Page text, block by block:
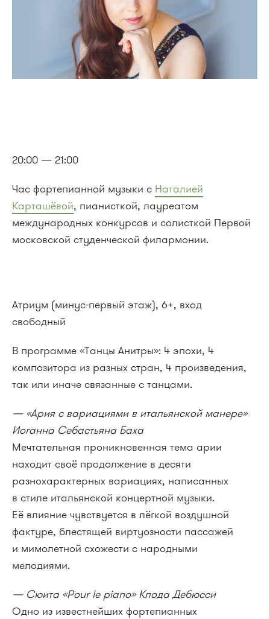
20:00 — 21:00
Час фортепианной музыки с Наталией
Карташёвой, пианисткой, лауреатом
международных конкурсов и солисткой Первой
московской студенческой филармонии.
Атриум (минус-первый этаж), 6+, вход
свободный
В программе «Танцы Анитры»: 4 эпохи, 4
композитора из разных стран, 4 произведения,
так или иначе связанные с танцами.
— «Ария с вариациями в итальянской манере»
Иоганна Себастьяна Баха
Мечтательная проникновенная тема арии
находит своё продолжение в десяти
разнохарактерных вариациях, написанных
в стиле итальянской концертной музыки.
Её влияние чувствуется в лёгкой воздушной
фактуре, блестящей виртуозности пассажей
и мимолетной схожести с народными
мелодиями.
— Сюита «Pour le piano» Клода Дебюсси
Одно из известнейших фортепианных